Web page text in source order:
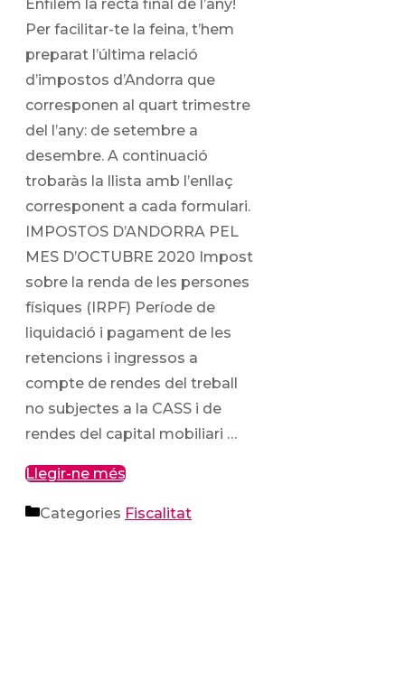
Enfilem la recta final de l’any!
Per facilitar-te la feina, t’hem
preparat l’última relació
d’impostos d’Andorra que
corresponen al quart trimestre
del l’any: de setembre a
desembre. A continuació
trobaràs la llista amb l’enllaç
corresponent a cada formulari.
IMPOSTOS D’ANDORRA PEL
MES D’OCTUBRE 2020 Impost
sobre la renda de les persones
físiques (IRPF) Període de
liquidació i pagament de les
retencions i ingressos a
compte de rendes del treball
no subjectes a la CASS i de
rendes del capital mobiliari …
Llegir-ne més
Categories Fiscalitat